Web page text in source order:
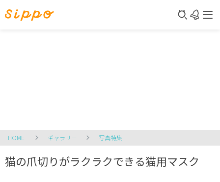
HOME ギャラリー 写真特集
猫の爪切りがラクラクできる猫用マスク